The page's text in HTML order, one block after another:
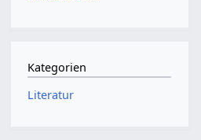
Kategorien
Literatur